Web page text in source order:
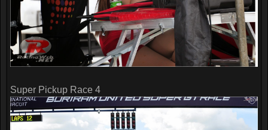
Super Pickup Race 4